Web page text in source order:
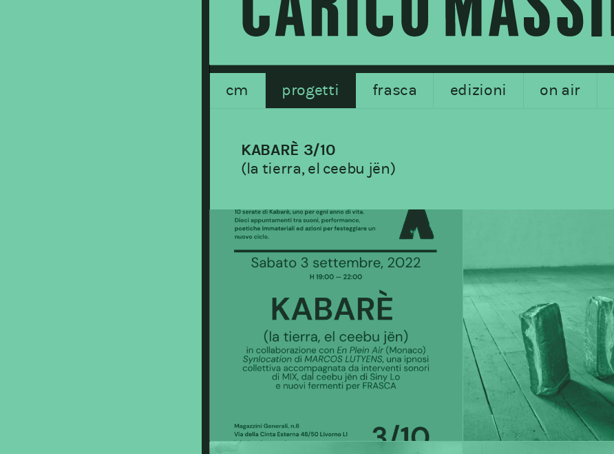
cm progetti frasca edizioni on air
KABARÈ 3/10
(la tierra, el ceebu jën)